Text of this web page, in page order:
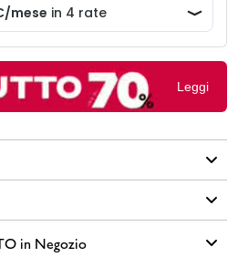
Leggi
Un accessorio semplice ed
il tuo look quotidiano. Il logo
sul fondo nero, rendendolo un
DA € 30➡️ Consegna in
in Negozio